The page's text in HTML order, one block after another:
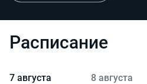
Расписание
7 августа 8 августа